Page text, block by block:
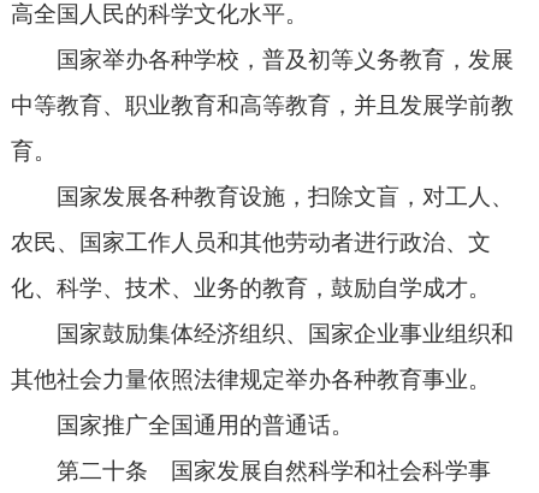
高全国人民的科学文化水平。
国家举办各种学校，普及初等义务教育，发展
中等教育、职业教育和高等教育，并且发展学前教
育。
国家发展各种教育设施，扫除文盲，对工人、
农民、国家工作人员和其他劳动者进行政治、文
化、科学、技术、业务的教育，鼓励自学成才。
国家鼓励集体经济组织、国家企业事业组织和
其他社会力量依照法律规定举办各种教育事业。
国家推广全国通用的普通话。
第二十条 国家发展自然科学和社会科学事